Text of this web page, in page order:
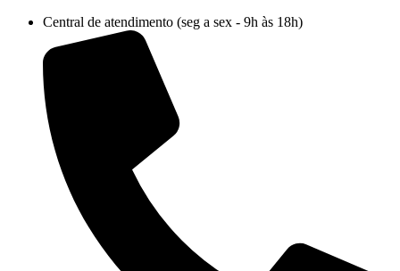
conteúdo
Central de atendimento (seg a sex - 9h às 18h)